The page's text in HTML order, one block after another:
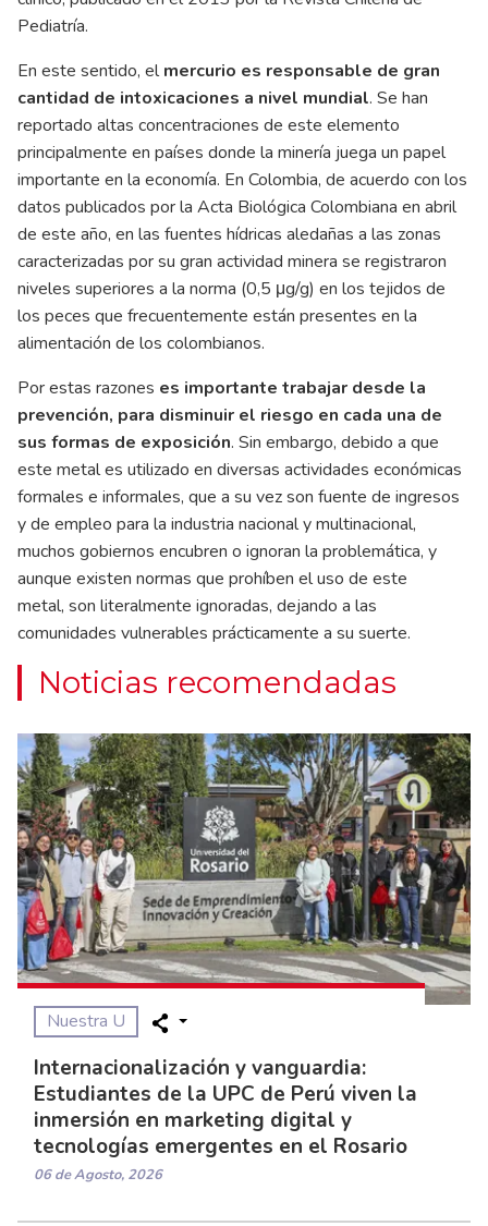
Pediatría.
En este sentido, elmercurio es responsable de gran
cantidad de intoxicaciones a nivel mundial. Se han
reportado altas concentraciones de este elemento
principalmente en países donde la minería juega un papel
importante en la economía. En Colombia, de acuerdo con los
datos publicados por la Acta Biológica Colombiana en abril
de este año, en las fuentes hídricas aledañas a las zonas
caracterizadas por su gran actividad minera se registraron
niveles superiores a la norma (0,5 μg/g) en los tejidos de
los peces que frecuentemente están presentes en la
alimentación de los colombianos.
Por estas razones es importante trabajar desde la
prevención, para disminuir el riesgo en cada una de
sus formas de exposición. Sin embargo, debido a que
este metal es utilizado en diversas actividades económicas
formales e informales, que a su vez son fuente de ingresos
y de empleo para la industria nacional y multinacional,
muchos gobiernos encubren o ignoran la problemática, y
aunque existen normas que prohíben el uso de este
metal, son literalmente ignoradas, dejando a las
comunidades vulnerables prácticamente a su suerte.
Noticias recomendadas
Nuestra U
Internacionalización y vanguardia:
Estudiantes de la UPC de Perú viven la
inmersión en marketing digital y
tecnologías emergentes en el Rosario
06 de Agosto, 2026